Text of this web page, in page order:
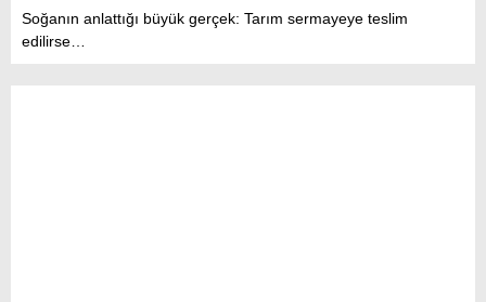
Soğanın anlattığı büyük gerçek: Tarım sermayeye teslim
edilirse…